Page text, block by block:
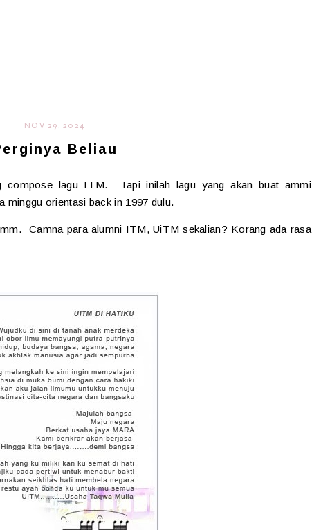
NOV 29, 2024
Beliau
compose lagu ITM. Tapi inilah lagu yang akan buat ammi
minggu orientasi back in 1997 dulu.
Camna para alumni ITM, UiTM sekalian? Korang ada rasa